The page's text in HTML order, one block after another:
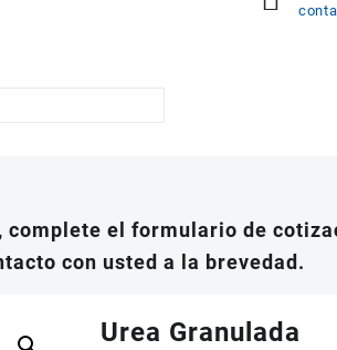
el formulario de
con usted a la brevedad.
Urea Granulada